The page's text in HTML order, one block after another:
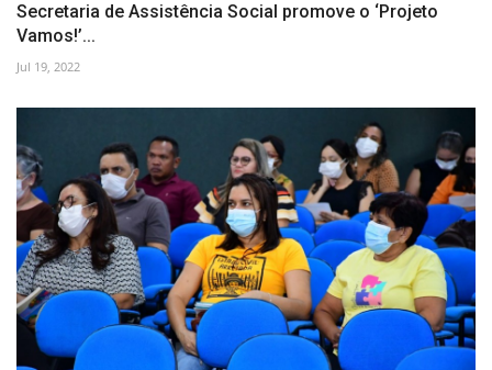
Secretaria de Assistência Social promove o ‘Projeto
Vamos!’...
Jul 19, 2022